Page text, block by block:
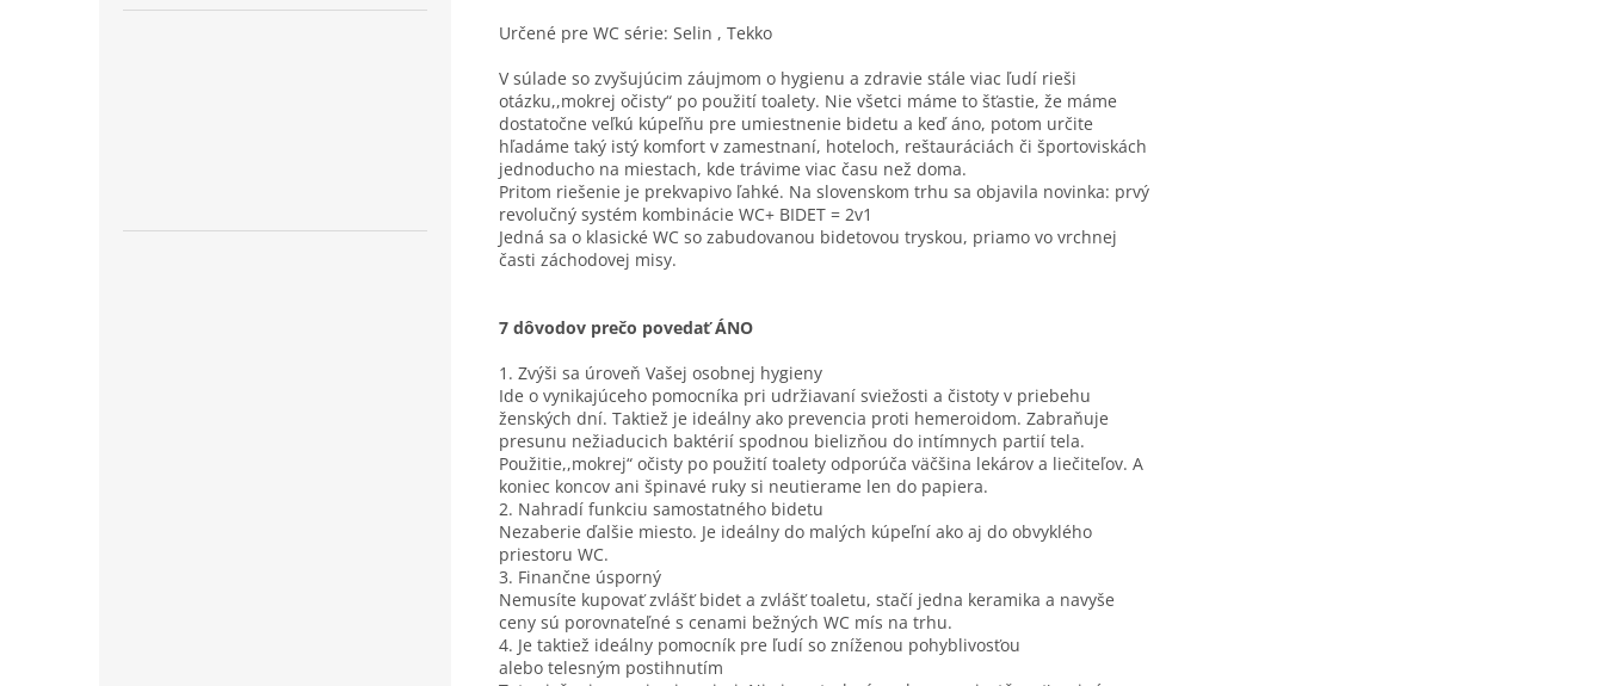
Určené pre WC série: Selin , Tekko
V súlade so zvyšujúcim záujmom o hygienu a zdravie stále viac ľudí rieši
otázku,,mokrej očisty“ po použití toalety. Nie všetci máme to šťastie, že máme
dostatočne veľkú kúpeľňu pre umiestnenie bidetu a keď áno, potom určite
hľadáme taký istý komfort v zamestnaní, hoteloch, reštauráciách či športoviskách
jednoducho na miestach, kde trávime viac času než doma.
Pritom riešenie je prekvapivo ľahké. Na slovenskom trhu sa objavila novinka: prvý
revolučný systém kombinácie WC+ BIDET = 2v1
Jedná sa o klasické WC so zabudovanou bidetovou tryskou, priamo vo vrchnej
časti záchodovej misy.
7 dôvodov prečo povedať ÁNO
1. Zvýši sa úroveň Vašej osobnej hygieny
Ide o vynikajúceho pomocníka pri udržiavaní sviežosti a čistoty v priebehu
ženských dní. Taktiež je ideálny ako prevencia proti hemeroidom. Zabraňuje
presunu nežiaducich baktérií spodnou bielizňou do intímnych partií tela.
Použitie,,mokrej“ očisty po použití toalety odporúča väčšina lekárov a liečiteľov. A
koniec koncov ani špinavé ruky si neutierame len do papiera.
2. Nahradí funkciu samostatného bidetu
Nezaberie ďalšie miesto. Je ideálny do malých kúpeľní ako aj do obvyklého
priestoru WC.
3. Finančne úsporný
Nemusíte kupovať zvlášť bidet a zvlášť toaletu, stačí jedna keramika a navyše
ceny sú porovnateľné s cenami bežných WC mís na trhu.
4. Je taktiež ideálny pomocník pre ľudí so zníženou pohyblivosťou
alebo telesným postihnutím